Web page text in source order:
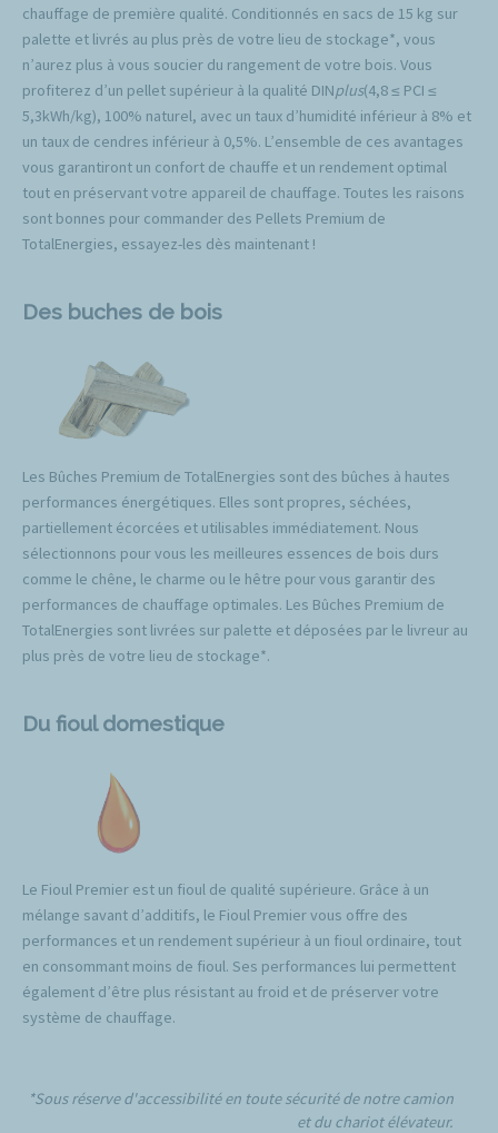
chauffage de première qualité. Conditionnés en sacs de 15 kg sur
palette et livrés au plus près de votre lieu de stockage*, vous
n’aurez plus à vous soucier du rangement de votre bois. Vous
profiterez d’un pellet supérieur à la qualité DINplus(4,8 ≤ PCI ≤
5,3kWh/kg), 100% naturel, avec un taux d’humidité inférieur à 8% et
un taux de cendres inférieur à 0,5%. L’ensemble de ces avantages
vous garantiront un confort de chauffe et un rendement optimal
tout en préservant votre appareil de chauffage. Toutes les raisons
sont bonnes pour commander des Pellets Premium de
TotalEnergies, essayez-les dès maintenant !
Des buches de bois
Les Bûches Premium de TotalEnergies sont des bûches à hautes
performances énergétiques. Elles sont propres, séchées,
partiellement écorcées et utilisables immédiatement. Nous
sélectionnons pour vous les meilleures essences de bois durs
comme le chêne, le charme ou le hêtre pour vous garantir des
performances de chauffage optimales. Les Bûches Premium de
TotalEnergies sont livrées sur palette et déposées par le livreur au
plus près de votre lieu de stockage*.
Du fioul domestique
Le Fioul Premier est un fioul de qualité supérieure. Grâce à un
mélange savant d’additifs, le Fioul Premier vous offre des
performances et un rendement supérieur à un fioul ordinaire, tout
en consommant moins de fioul. Ses performances lui permettent
également d’être plus résistant au froid et de préserver votre
système de chauffage.
*Sous réserve d'accessibilité en toute sécurité de notre camion
et du chariot élévateur.